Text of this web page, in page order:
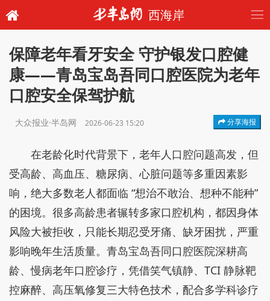
西海岸
保障老年看牙安全 守护银发口腔健
康——青岛宝岛吾同口腔医院为老年
口腔安全保驾护航
大众报业·半岛网 2026-06-23 15:20 分享海报
在老龄化时代背景下，老年人口腔问题高发，但
受高龄、高血压、糖尿病、心脏问题等多重因素影
响，绝大多数老人都面临 “想治不敢治、想种不能种”
的困境。很多高龄患者辗转多家口腔机构，都因身体
风险大被拒收，只能长期忍受牙痛、缺牙困扰，严重
影响晚年生活质量。青岛宝岛吾同口腔医院深耕高
龄、慢病老年口腔诊疗，凭借笑气镇静、TCI 静脉靶
控麻醉、高压氧修复三大特色技术，配合多学科诊疗